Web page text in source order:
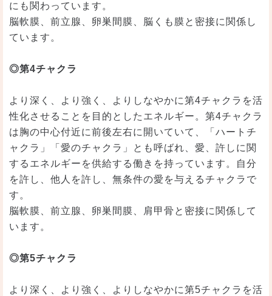
にも関わっています。
脳軟膜、前立腺、卵巣間膜、脳くも膜と密接に関係し
ています。
◎第4チャクラ
より深く、より強く、よりしなやかに第4チャクラを活
性化させることを目的としたエネルギー。第4チャクラ
は胸の中心付近に前後左右に開いていて、「ハートチ
ャクラ」「愛のチャクラ」とも呼ばれ、愛、許しに関
するエネルギーを供給する働きを持っています。自分
を許し、他人を許し、無条件の愛を与えるチャクラで
す。
脳軟膜、前立腺、卵巣間膜、肩甲骨と密接に関係して
います。
◎第5チャクラ
より深く、より強く、よりしなやかに第5チャクラを活